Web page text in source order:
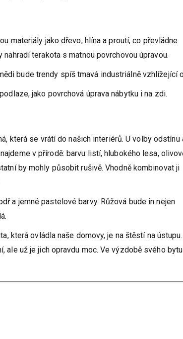
materiály jako dřevo, hlína a proutí, co převládne
nahradí terakota s matnou povrchovou úpravou.
bude trendy spíš tmavá industriálně vzhlížející
jako povrchová úprava nábytku i na zdi.
která se vrátí do našich interiérů. U volby odstínu
v přírodě: barvu listí, hlubokého lesa,
by mohly působit rušivě. Vhodně kombinovat ji
a jemné pastelové barvy. Růžová bude in nejen
která ovládla naše domovy, je na štěstí na
ale už je jich opravdu moc. Ve výzdobě svého bytu